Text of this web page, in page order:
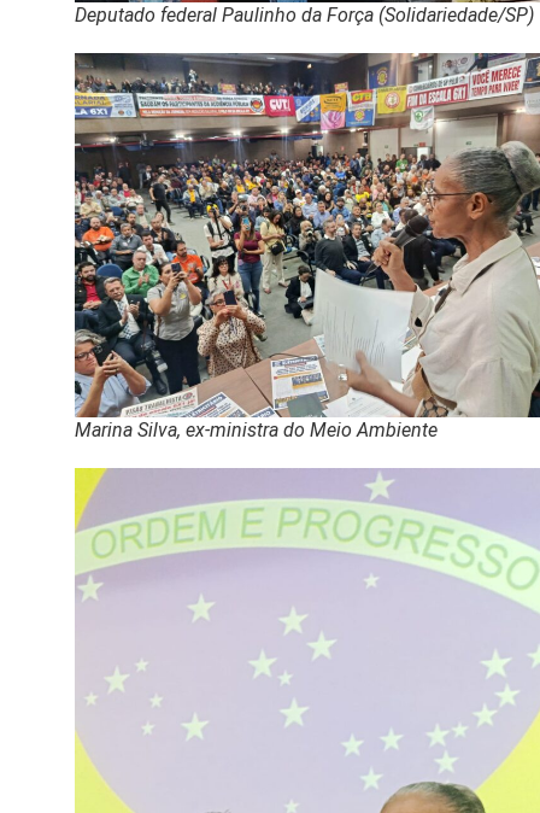
Deputado federal Paulinho da Força (Solidariedade/SP)
Marina Silva, ex-ministra do Meio Ambiente